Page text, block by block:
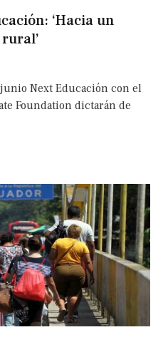
‘Hacia un
Next Educación con el
Foundation dictarán de